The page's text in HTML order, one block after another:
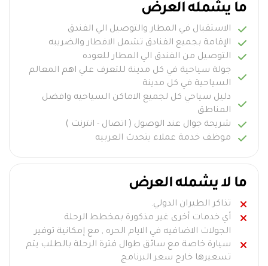
ما يشمله العرض
الاستقبال في المطار والتوصيل الي الفندق
الإقامة بجميع الفنادق تشمل الافطار والضريبه
التوصيل من الفندق الي المطار للعوده
جولة سياحية في كل مدينة للتعرف علي اهم المعالم
السياحية في كل مدينة
دليل سياحي كل لجميع الاماكن السياحيه وافضل
المناطق
شريحة جوال عند الوصول ( اتصال - انترنت )
موظف خدمة عملاء يتحدث العربيه
ما لا يشمله العرض
تذاكر الطيران الدولي.
أي خدمات أخرى غير مذكورة بمخطط الرحلة
الجولات الاضافيه في الايام الحره , مع إمكانية توفير
سيارة خاصة مع سائق طوال فترة الرحلة بالطلب يتم
تسعيرها خارج سعر البرنامج